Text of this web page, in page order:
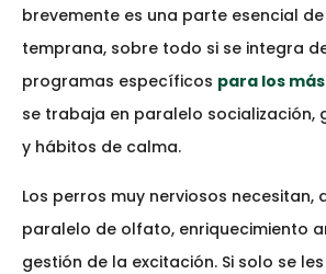
brevemente es una parte esencial
temprana, sobre todo si se integra
programas específicos para los
se trabaja en paralelo socialización,
y hábitos de calma.
Los perros muy nerviosos necesitan,
paralelo de olfato, enriquecimiento
gestión de la excitación. Si solo se